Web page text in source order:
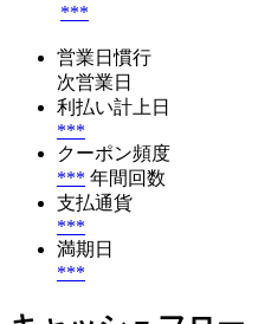
***
営業日慣行
次営業日
利払い計上日
***
クーポン頻度
*** 年間回数
支払通貨
***
満期日
***